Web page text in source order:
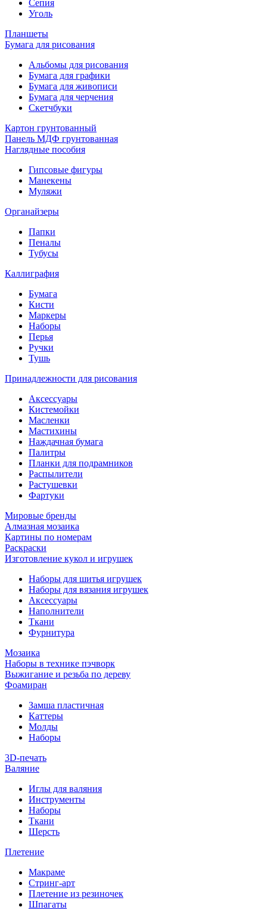
Сепия
Уголь
Планшеты
Бумага для рисования
Альбомы для рисования
Бумага для графики
Бумага для живописи
Бумага для черчения
Скетчбуки
Картон грунтованный
Панель МДФ грунтованная
Наглядные пособия
Гипсовые фигуры
Манекены
Муляжи
Органайзеры
Папки
Пеналы
Тубусы
Каллиграфия
Бумага
Кисти
Маркеры
Наборы
Перья
Ручки
Тушь
Принадлежности для рисования
Аксессуары
Кистемойки
Масленки
Мастихины
Наждачная бумага
Палитры
Планки для подрамников
Распылители
Растушевки
Фартуки
Мировые бренды
Алмазная мозаика
Картины по номерам
Раскраски
Изготовление кукол и игрушек
Наборы для шитья игрушек
Наборы для вязания игрушек
Аксессуары
Наполнители
Ткани
Фурнитура
Мозаика
Наборы в технике пэчворк
Выжигание и резьба по дереву
Фоамиран
Замша пластичная
Каттеры
Молды
Наборы
3D-печать
Валяние
Иглы для валяния
Инструменты
Наборы
Ткани
Шерсть
Плетение
Макраме
Стринг-арт
Плетение из резиночек
Шпагаты